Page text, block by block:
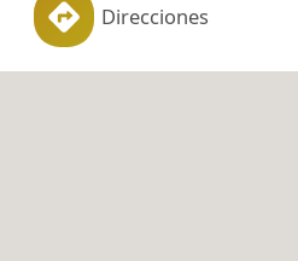
Direcciones